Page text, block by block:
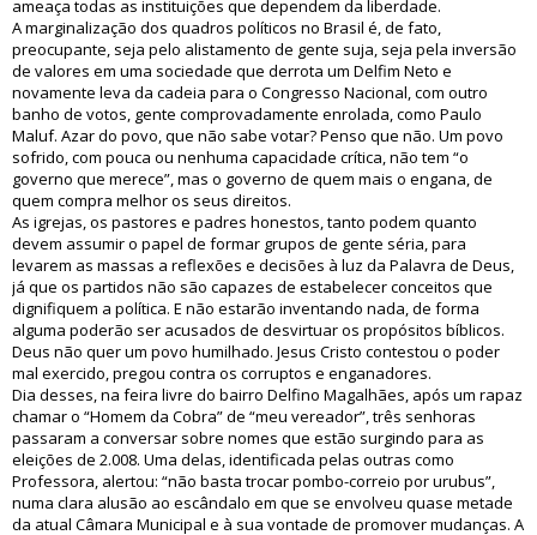
ameaça todas as instituições que dependem da liberdade.
A marginalização dos quadros políticos no Brasil é, de fato,
preocupante, seja pelo alistamento de gente suja, seja pela inversão
de valores em uma sociedade que derrota um Delfim Neto e
novamente leva da cadeia para o Congresso Nacional, com outro
banho de votos, gente comprovadamente enrolada, como Paulo
Maluf. Azar do povo, que não sabe votar? Penso que não. Um povo
sofrido, com pouca ou nenhuma capacidade crítica, não tem “o
governo que merece”, mas o governo de quem mais o engana, de
quem compra melhor os seus direitos.
As igrejas, os pastores e padres honestos, tanto podem quanto
devem assumir o papel de formar grupos de gente séria, para
levarem as massas a reflexões e decisões à luz da Palavra de Deus,
já que os partidos não são capazes de estabelecer conceitos que
dignifiquem a política. E não estarão inventando nada, de forma
alguma poderão ser acusados de desvirtuar os propósitos bíblicos.
Deus não quer um povo humilhado. Jesus Cristo contestou o poder
mal exercido, pregou contra os corruptos e enganadores.
Dia desses, na feira livre do bairro Delfino Magalhães, após um rapaz
chamar o “Homem da Cobra” de “meu vereador”, três senhoras
passaram a conversar sobre nomes que estão surgindo para as
eleições de 2.008. Uma delas, identificada pelas outras como
Professora, alertou: “não basta trocar pombo-correio por urubus”,
numa clara alusão ao escândalo em que se envolveu quase metade
da atual Câmara Municipal e à sua vontade de promover mudanças. A